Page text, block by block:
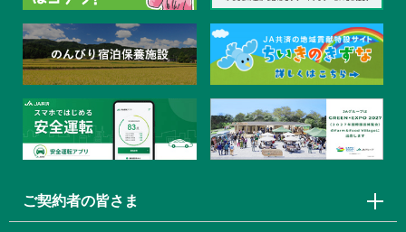
ご契約者の皆さま